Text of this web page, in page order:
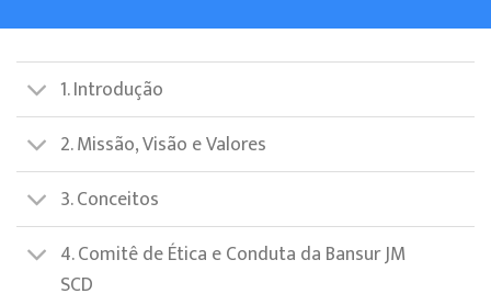
1. Introdução
2. Missão, Visão e Valores
3. Conceitos
4. Comitê de Ética e Conduta da Bansur JM
SCD